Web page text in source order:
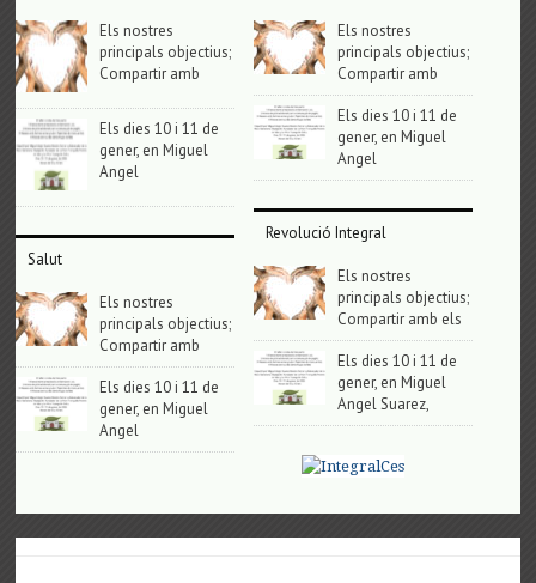
Els nostres
principals objectius;
Compartir amb
Els dies 10 i 11 de
gener, en Miguel
Angel
Salut
Els nostres
principals objectius;
Compartir amb
Els dies 10 i 11 de
gener, en Miguel
Angel
Els nostres
principals objectius;
Compartir amb
Els dies 10 i 11 de
gener, en Miguel
Angel
Revolució Integral
Els nostres
principals objectius;
Compartir amb els
Els dies 10 i 11 de
gener, en Miguel
Angel Suarez,